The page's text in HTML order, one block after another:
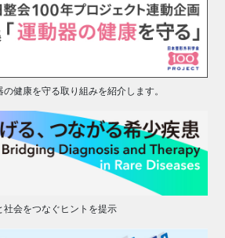
健康を守る取り組みを紹介します。
会をつなぐヒントを提示